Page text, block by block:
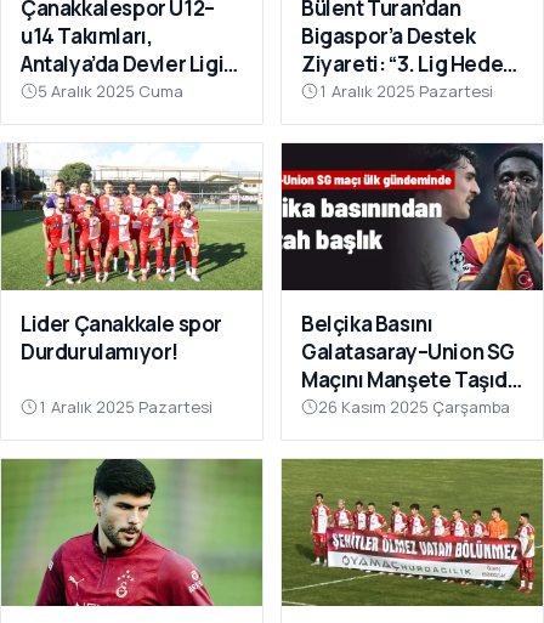
Çanakkalespor U12–
u14 Takımları,
Antalya’da Devler Ligi
Sahnesinde!
5 Aralık 2025 Cuma
Bülent Turan’dan
Bigaspor’a Destek
Ziyareti: “3. Lig Hedefi
Çok Yakın”
1 Aralık 2025 Pazartesi
Lider Çanakkale spor
Durdurulamıyor!
1 Aralık 2025 Pazartesi
Belçika Basını
Galatasaray–Union SG
Maçını Manşete Taşıdı:
“50 Bin Türk’ü
Susturdular”
26 Kasım 2025 Çarşamba